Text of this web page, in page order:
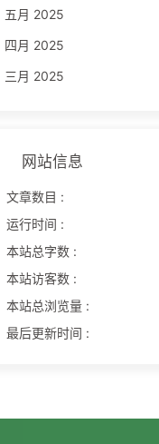
五月 2025
四月 2025
三月 2025
网站信息
文章数目 :
运行时间 :
本站总字数 :
本站访客数 :
本站总浏览量 :
最后更新时间 :